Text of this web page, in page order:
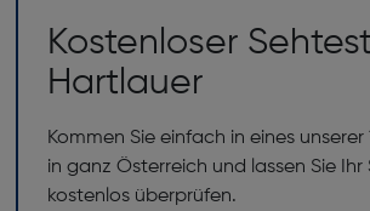
Kostenloser
Hartlauer
Kommen Sie einfach in eines
in ganz Österreich und lassen Sie Ihr
kostenlos überprüfen.